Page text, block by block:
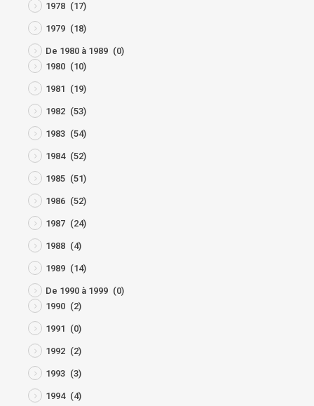
1978 (17)
1979 (18)
De 1980 à 1989 (0)
1980 (10)
1981 (19)
1982 (53)
1983 (54)
1984 (52)
1985 (51)
1986 (52)
1987 (24)
1988 (4)
1989 (14)
De 1990 à 1999 (0)
1990 (2)
1991 (0)
1992 (2)
1993 (3)
1994 (4)